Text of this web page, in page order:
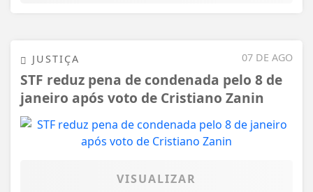
07 DE AGO
JUSTIÇA
STF reduz pena de condenada pelo 8 de
janeiro após voto de Cristiano Zanin
VISUALIZAR